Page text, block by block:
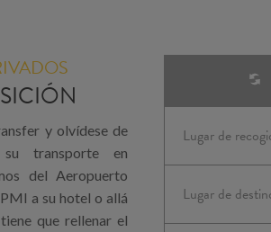
y olvídese de
transporte en
del Aeropuerto
a su hotel o allá
que rellenar el